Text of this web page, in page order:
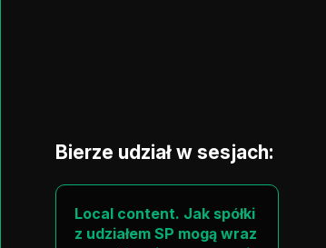
Bierze udział w sesjach:
Local content. Jak spółki
z udziałem SP mogą wraz